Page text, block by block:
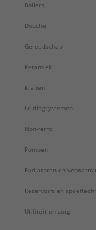
Boilers
Douche
Gereedschap
Keramiek
Kranen
Leidingsystemen
Non-ferro
Pompen
Radiatoren en
Reservoirs en
Utiliteit en zorg